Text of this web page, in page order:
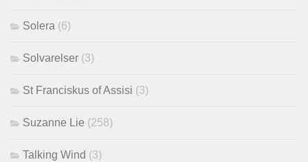
Solera (6)
Solvarelser (3)
St Franciskus of Assisi (3)
Suzanne Lie (258)
Talking Wind (3)